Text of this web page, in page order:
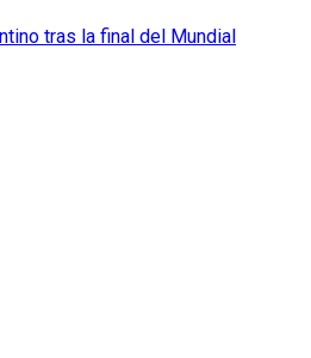
tras la final del Mundial